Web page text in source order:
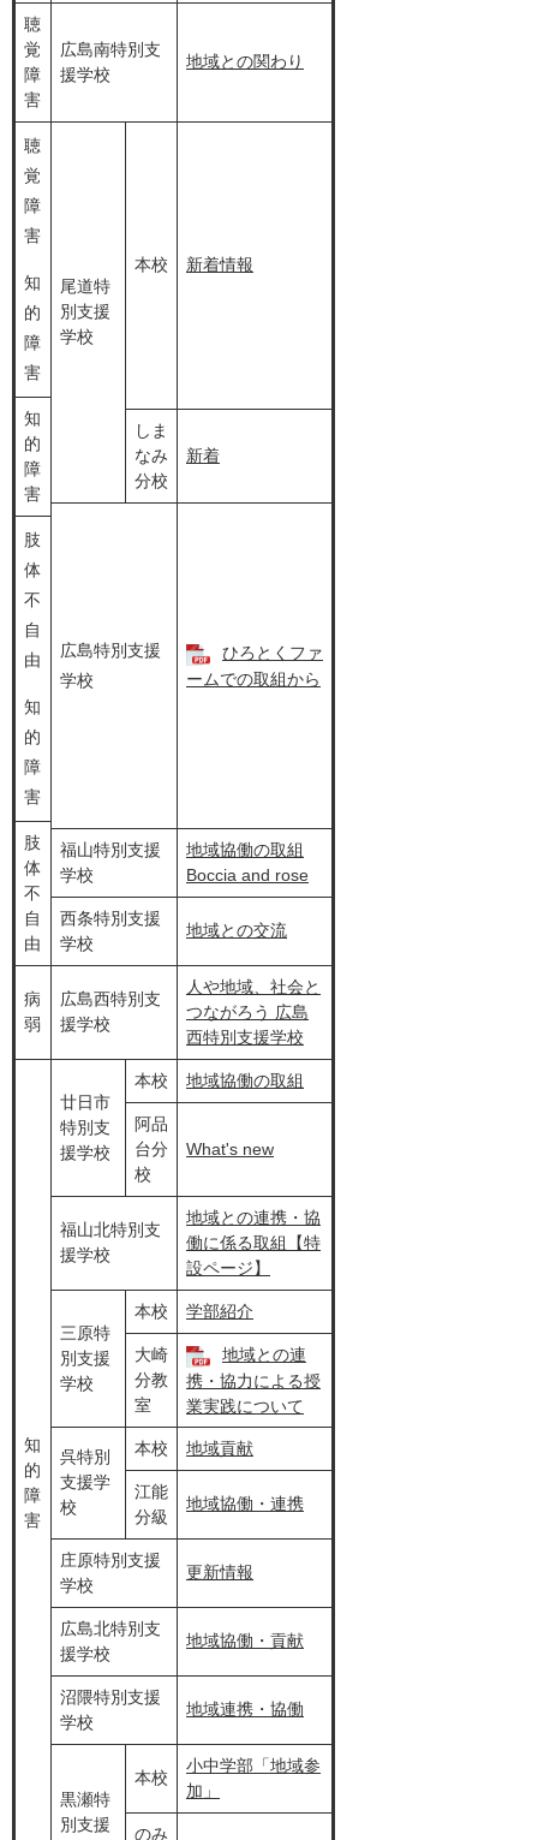
聴
覚
障
害
広島南特別支
援学校
地域との関わり
聴
覚
障
害
知
的
障
害
尾道特
別支援
学校
本校 新着情報
知
的
障
害
しま
なみ
分校
新着
広島特別支援
学校
ひろとくファ
ームでの取組から​
肢
体
不
自
由
知
的
障
害
肢
体
不
自
由
福山特別支援
学校
地域協働の取組
Boccia and rose
西条特別支援
学校
地域との交流
病
弱
広島西特別支
援学校
人や地域、社会と
つながろう 広島
西特別支援学校
知
的
障
害
廿日市
特別支
援学校
本校 地域協働の取組
阿品
台分
校
What's new​
福山北特別支
援学校
地域との連携・協
働に係る取組【特
設ページ】
三原特
別支援
学校
本校 学部紹介
大崎
分教
室
地域との連
携・協力による授
業実践について
呉特別
支援学
校
本校 地域貢献
江能
分級
地域協働・連携
庄原特別支援
学校
更新情報
広島北特別支
援学校
地域協働・貢献
沼隈特別支援
学校
地域連携・協働
黒瀬特
別支援
本校
小中学部「地域参
加」
のみ